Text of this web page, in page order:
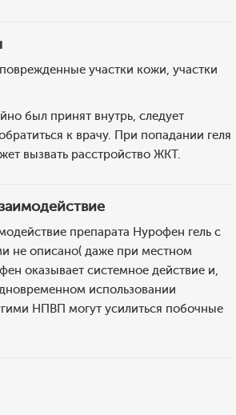
участки кожи, участки
был принят внутрь, следует
к врачу. При попадании геля
вызвать расстройство ЖКТ.
препарата Нурофен гель с
не описано( даже при местном
оказывает системное действие и,
использовании
НПВП могут усилиться побочные